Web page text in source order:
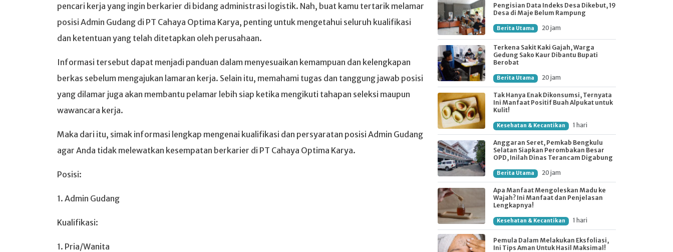
pencari kerja yang ingin berkarier di bidang administrasi logistik. Nah, buat kamu tertarik melamar
posisi Admin Gudang di PT Cahaya Optima Karya, penting untuk mengetahui seluruh kualifikasi
dan ketentuan yang telah ditetapkan oleh perusahaan.
Informasi tersebut dapat menjadi panduan dalam menyesuaikan kemampuan dan kelengkapan
berkas sebelum mengajukan lamaran kerja. Selain itu, memahami tugas dan tanggung jawab posisi
yang dilamar juga akan membantu pelamar lebih siap ketika mengikuti tahapan seleksi maupun
wawancara kerja.
Maka dari itu, simak informasi lengkap mengenai kualifikasi dan persyaratan posisi Admin Gudang
agar Anda tidak melewatkan kesempatan berkarier di PT Cahaya Optima Karya.
Posisi:
1. Admin Gudang
Kualifikasi:
1. Pria/Wanita
Pengisian Data Indeks Desa Dikebut, 19
Desa di Maje Belum Rampung
Berita Utama 20 jam
Terkena Sakit Kaki Gajah, Warga
Gedung Sako Kaur Dibantu Bupati
Berobat
Berita Utama 20 jam
Tak Hanya Enak Dikonsumsi, Ternyata
Ini Manfaat Positif Buah Alpukat untuk
Kulit!
Kesehatan & Kecantikan 1 hari
Anggaran Seret, Pemkab Bengkulu
Selatan Siapkan Perombakan Besar
OPD, Inilah Dinas Terancam Digabung
Berita Utama 20 jam
Apa Manfaat Mengoleskan Madu ke
Wajah? Ini Manfaat dan Penjelasan
Lengkapnya!
Kesehatan & Kecantikan 1 hari
Pemula Dalam Melakukan Eksfoliasi,
Ini Tips Aman Untuk Hasil Maksimal!